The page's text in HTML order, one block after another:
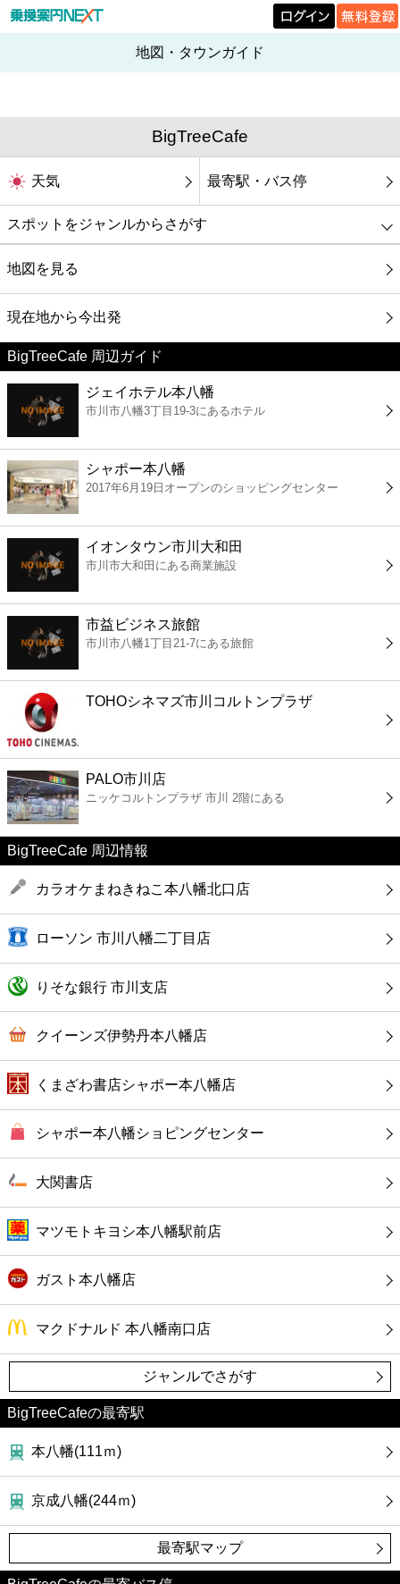
地図・タウンガイド
BigTreeCafe
天気 最寄駅・バス停
スポットをジャンルからさがす
グルメ
映画
美容
コンビニ
薬局
スーパー
エンタメ
レジャー
書店
ファミレス
ファーストフード
カフェ
ショッピング
公共
病院
地図を見る
現在地から今出発
BigTreeCafe 周辺ガイド
ジェイホテル本八幡
市川市八幡3丁目19-3にあるホテル
シャポー本八幡
2017年6月19日オープンのショッピングセンター
イオンタウン市川大和田
市川市大和田にある商業施設
市益ビジネス旅館
市川市八幡1丁目21-7にある旅館
TOHOシネマズ市川コルトンプラザ
PALO市川店
ニッケコルトンプラザ 市川 2階にある
BigTreeCafe 周辺情報
カラオケまねきねこ本八幡北口店
ローソン 市川八幡二丁目店
りそな銀行 市川支店
クイーンズ伊勢丹本八幡店
くまざわ書店シャポー本八幡店
シャポー本八幡ショピングセンター
大関書店
マツモトキヨシ本八幡駅前店
ガスト本八幡店
マクドナルド 本八幡南口店
ジャンルでさがす
BigTreeCafeの最寄駅
本八幡(111ｍ)
京成八幡(244ｍ)
最寄駅マップ